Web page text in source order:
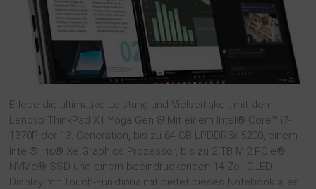
Erlebe die ultimative Leistung und Vielseitigkeit mit dem
Lenovo ThinkPad X1 Yoga Gen 8! Mit einem Intel® Core™ i7-
1370P der 13. Generation, bis zu 64 GB LPDDR5x-5200, einem
Intel® Iris® Xe Graphics Prozessor, bis zu 2 TB M.2 PCIe®
NVMe® SSD und einem beeindruckenden 14-Zoll-OLED-
Display mit Touch-Funktionalität bietet dieses Notebook alles,